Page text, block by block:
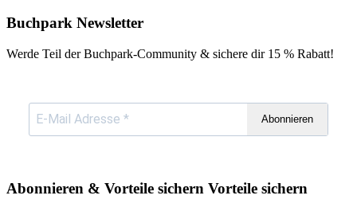
Buchpark Newsletter
Werde Teil der Buchpark-Community & sichere dir 15 % Rabatt!
Abonnieren
Abonnieren & Vorteile sichern Vorteile sichern